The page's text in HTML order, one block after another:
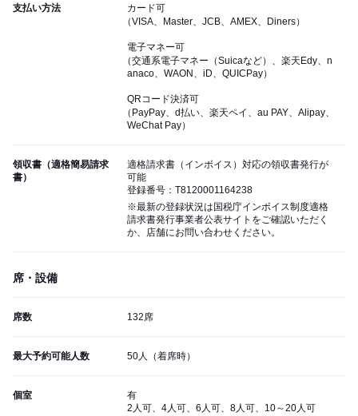
支払い方法
カード可
（VISA、Master、JCB、AMEX、Diners）
電子マネー可
（交通系電子マネー（Suicaなど）、楽天Edy、n
anaco、WAON、iD、QUICPay）
QRコード決済可
（PayPay、d払い、楽天ペイ、au PAY、Alipay、
WeChat Pay）
領収書（適格簡易請求
書）
適格請求書（インボイス）対応の領収書発行が
可能
登録番号：T8120001164238
※最新の登録状況は国税庁インボイス制度適格
請求書発行事業者公表サイトをご確認いただく
か、店舗にお問い合わせください。
席・設備
席数 132席
最大予約可能人数 50人（着席時）
個室
有
2人可、4人可、6人可、8人可、10～20人可